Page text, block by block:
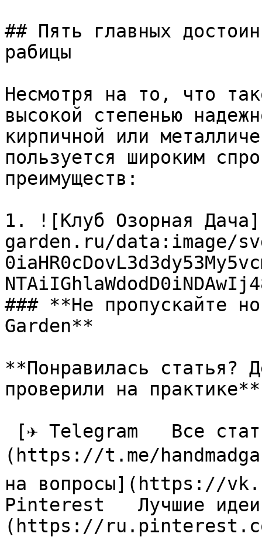
## Пять главных
рабицы
Несмотря на то, что
высокой степенью
кирпичной или
пользуется широким
преимуществ:
1. ![Клуб Озорная
garden.ru/data:image/
### **Не пропускайте
Garden**
**Понравилась статья?
проверили на практике**
(https://t.me/
на вопросы](https://
Pinterest   Лучшие
(https://